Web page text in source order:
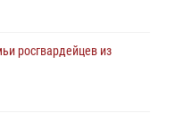
ДОЛ «Орленок»
план «Квартал»
росгвардейцев из